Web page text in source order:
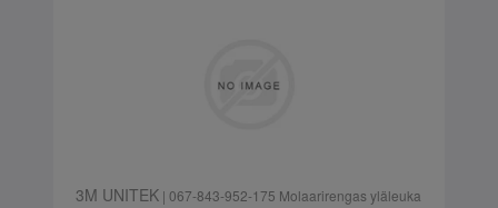
3M UNITEK| 067-843-952-175 Molaarirengas yläleuka